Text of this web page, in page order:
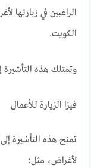
الراغبين في زيارتها
الكويت.
وتمتلك هذه التأشيرة
فيزا الزيارة للأعمال
تمنح هذه التأشيرة
لأغراض، مثل: